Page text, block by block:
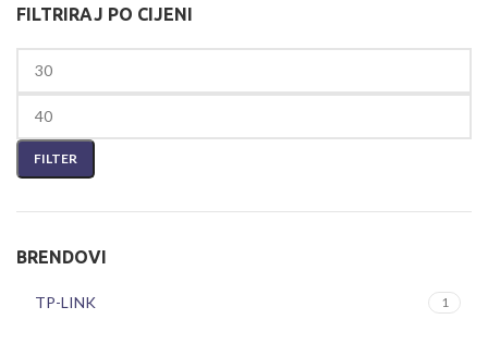
FILTRIRAJ PO CIJENI
FILTER
BRENDOVI
TP-LINK 1